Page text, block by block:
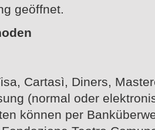
geöffnet.
Cartasì, Diners,
(normal oder
können per